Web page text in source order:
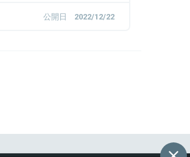
公開日 2022/12/22